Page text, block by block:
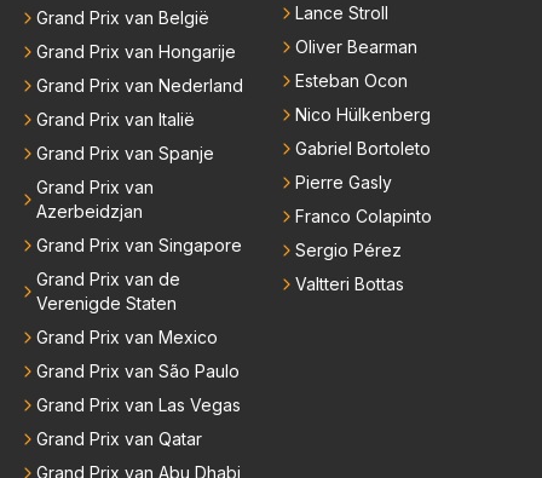
Grand Prix van België
Grand Prix van Hongarije
Grand Prix van Nederland
Grand Prix van Italië
Grand Prix van Spanje
Grand Prix van
Azerbeidzjan
Grand Prix van Singapore
Grand Prix van de
Verenigde Staten
Grand Prix van Mexico
Grand Prix van São Paulo
Grand Prix van Las Vegas
Grand Prix van Qatar
Grand Prix van Abu Dhabi
Lance Stroll
Oliver Bearman
Esteban Ocon
Nico Hülkenberg
Gabriel Bortoleto
Pierre Gasly
Franco Colapinto
Sergio Pérez
Valtteri Bottas